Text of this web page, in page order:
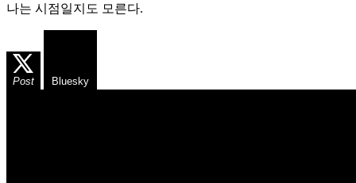
나는 시점일지도 모른다.
Post Bluesky